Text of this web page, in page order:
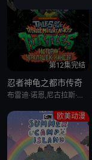
第12集完结
忍者神龟之都市传奇
布雷迪·诺恩,尼古拉斯·坎图,迈克·艾贝,小肖恩·布朗,阿尤·艾德维利
欧美动漫